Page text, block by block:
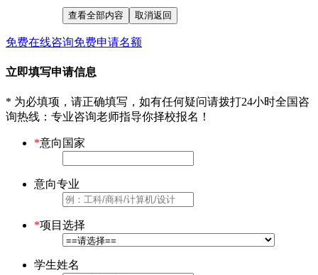
查看全部内容 取消返回
免费在线咨询免费申请名额
立即填写申请信息
* 为必填项，请正确填写，如有任何疑问请拨打24小时全国咨
询热线 ：专业咨询老师指导你择校报名！
*意向国家
意向专业
*项目选择
学生姓名